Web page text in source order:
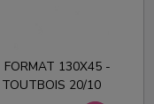
FORMAT 130X45 -
TOUTBOIS 20/10